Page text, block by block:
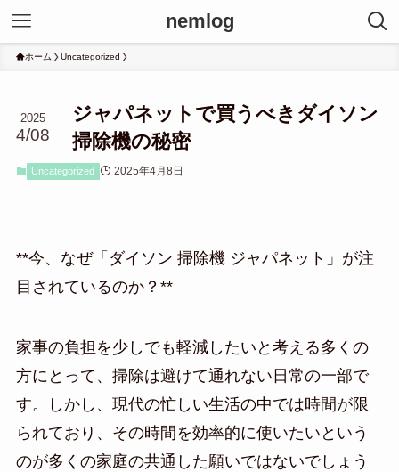
nemlog
ホーム Uncategorized
ジャパネットで買うべきダイソン
掃除機の秘密
2025
4/08
Uncategorized 2025年4月8日
**今、なぜ「ダイソン 掃除機 ジャパネット」が注
目されているのか？**
家事の負担を少しでも軽減したいと考える多くの
方にとって、掃除は避けて通れない日常の一部で
す。しかし、現代の忙しい生活の中では時間が限
られており、その時間を効率的に使いたいという
のが多くの家庭の共通した願いではないでしょう